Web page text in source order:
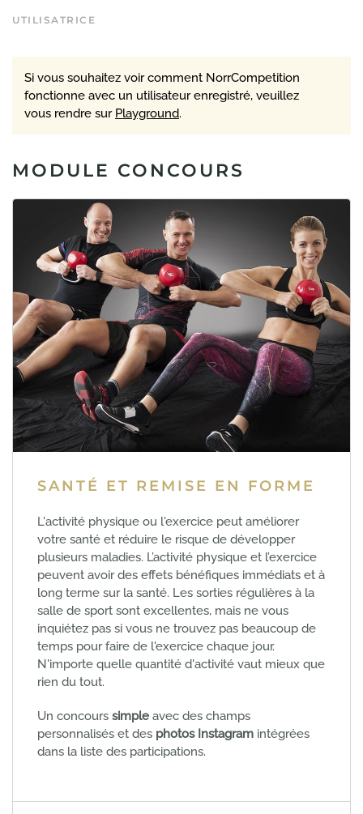
UTILISATRICE
Si vous souhaitez voir comment NorrCompetition
fonctionne avec un utilisateur enregistré, veuillez
vous rendre sur Playground.
MODULE CONCOURS
SANTÉ ET REMISE EN FORME
L'activité physique ou l'exercice peut améliorer
votre santé et réduire le risque de développer
plusieurs maladies. L’activité physique et l’exercice
peuvent avoir des effets bénéfiques immédiats et à
long terme sur la santé. Les sorties régulières à la
salle de sport sont excellentes, mais ne vous
inquiétez pas si vous ne trouvez pas beaucoup de
temps pour faire de l'exercice chaque jour.
N'importe quelle quantité d'activité vaut mieux que
rien du tout.
Un concours simple avec des champs
personnalisés et des photos Instagram intégrées
dans la liste des participations.